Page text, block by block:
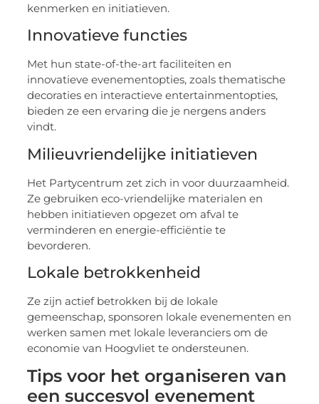
kenmerken en initiatieven.
Innovatieve functies
Met hun state-of-the-art faciliteiten en
innovatieve evenementopties, zoals thematische
decoraties en interactieve entertainmentopties,
bieden ze een ervaring die je nergens anders
vindt.
Milieuvriendelijke initiatieven
Het Partycentrum zet zich in voor duurzaamheid.
Ze gebruiken eco-vriendelijke materialen en
hebben initiatieven opgezet om afval te
verminderen en energie-efficiëntie te
bevorderen.
Lokale betrokkenheid
Ze zijn actief betrokken bij de lokale
gemeenschap, sponsoren lokale evenementen en
werken samen met lokale leveranciers om de
economie van Hoogvliet te ondersteunen.
Tips voor het organiseren van
een succesvol evenement